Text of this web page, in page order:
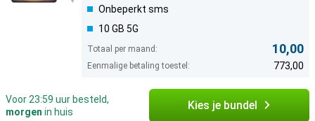
Onbeperkt sms
10 GB 5G
Totaal per maand: 10,00
Eenmalige betaling toestel: 773,00
Voor 23:59 uur besteld,
morgen in huis Kies je bundel